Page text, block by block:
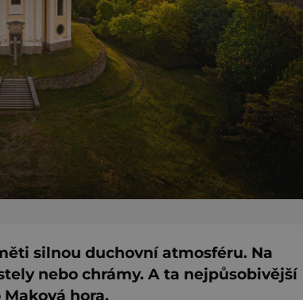
silnou duchovní atmosféru. Na
nebo chrámy. A ta nejpůsobivější
hora.